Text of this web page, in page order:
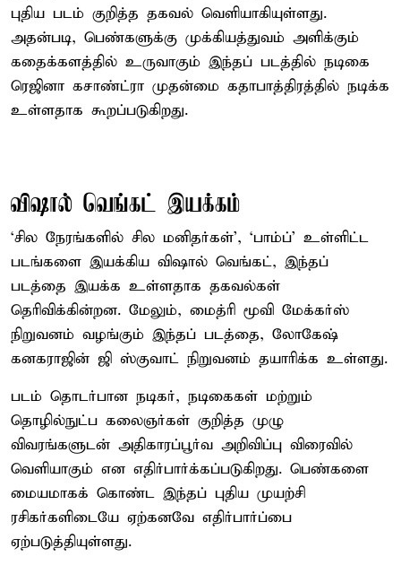
புதிய படம் குறித்த தகவல் வெளியாகியுள்ளது.
அதன்படி, பெண்களுக்கு முக்கியத்துவம் அளிக்கும்
கதைக்களத்தில் உருவாகும் இந்தப் படத்தில் நடிகை
ரெஜினா கசாண்ட்ரா முதன்மை கதாபாத்திரத்தில் நடிக்க
உள்ளதாக கூறப்படுகிறது.
விஷால் வெங்கட் இயக்கம்
‘சில நேரங்களில் சில மனிதர்கள்’, ‘பாம்ப்’ உள்ளிட்ட
படங்களை இயக்கிய விஷால் வெங்கட், இந்தப்
படத்தை இயக்க உள்ளதாக தகவல்கள்
தெரிவிக்கின்றன. மேலும், மைத்ரி மூவி மேக்கர்ஸ்
நிறுவனம் வழங்கும் இந்தப் படத்தை, லோகேஷ்
கனகராஜின் ஜி ஸ்குவாட் நிறுவனம் தயாரிக்க உள்ளது.
படம் தொடர்பான நடிகர், நடிகைகள் மற்றும்
தொழில்நுட்ப கலைஞர்கள் குறித்த முழு
விவரங்களுடன் அதிகாரப்பூர்வ அறிவிப்பு விரைவில்
வெளியாகும் என எதிர்பார்க்கப்படுகிறது. பெண்களை
மையமாகக் கொண்ட இந்தப் புதிய முயற்சி
ரசிகர்களிடையே ஏற்கனவே எதிர்பார்ப்பை
ஏற்படுத்தியுள்ளது.